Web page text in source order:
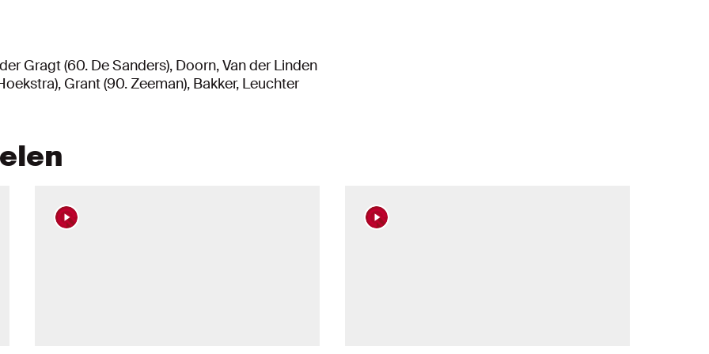
Gragt (60. De Sanders), Doorn, Van der Linden
Grant (90. Zeeman), Bakker, Leuchter